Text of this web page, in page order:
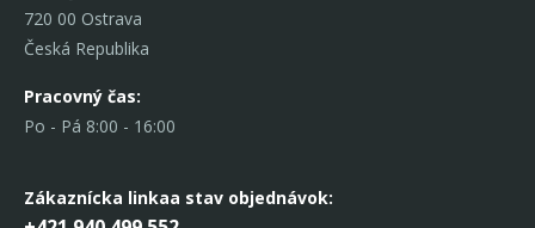
720 00 Ostrava
Česká Republika
Pracovný čas:
Po - Pá 8:00 - 16:00
Zákaznícka linkaa stav objednávok: